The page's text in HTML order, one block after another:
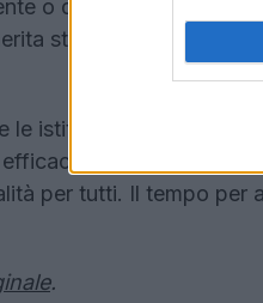
o discontinuità
strumenti e
le istituzioni ascoltino le
per ridare dignità
per tutti. Il tempo
.